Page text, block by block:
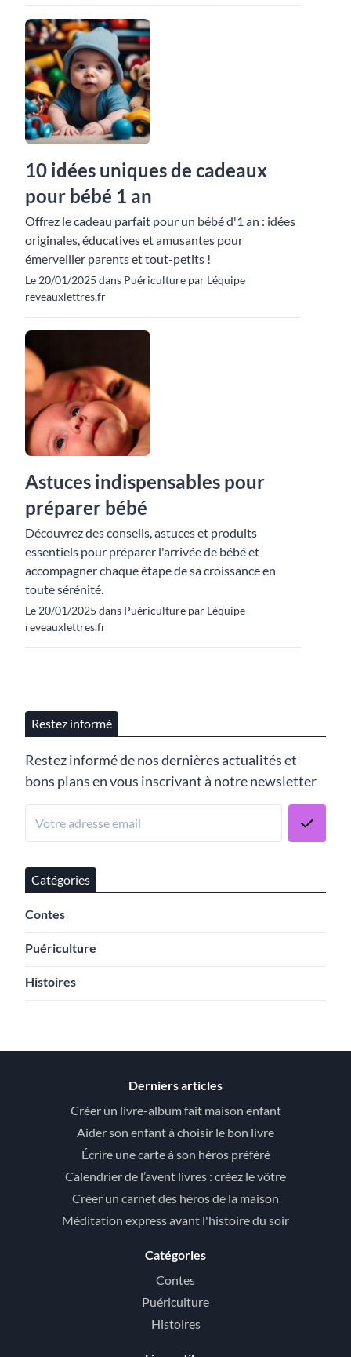
10 idées uniques de cadeaux
pour bébé 1 an
Offrez le cadeau parfait pour un bébé d'1 an : idées
originales, éducatives et amusantes pour
émerveiller parents et tout-petits !
Le 20/01/2025 dans Puériculture par L'équipe
reveauxlettres.fr
Astuces indispensables pour
préparer bébé
Découvrez des conseils, astuces et produits
essentiels pour préparer l'arrivée de bébé et
accompagner chaque étape de sa croissance en
toute sérénité.
Le 20/01/2025 dans Puériculture par L'équipe
reveauxlettres.fr
Restez informé
Restez informé de nos dernières actualités et
bons plans en vous inscrivant à notre newsletter
Catégories
Contes
Puériculture
Histoires
Derniers articles
Créer un livre-album fait maison enfant
Aider son enfant à choisir le bon livre
Écrire une carte à son héros préféré
Calendrier de l’avent livres : créez le vôtre
Créer un carnet des héros de la maison
Méditation express avant l'histoire du soir
Catégories
Contes
Puériculture
Histoires